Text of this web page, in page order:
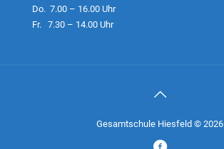
Do. 7.00 – 16.00 Uhr
Fr. 7.30 – 14.00 Uhr
Gesamtschule Hiesfeld © 2026